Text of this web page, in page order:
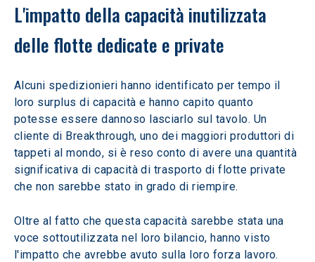
L'impatto della capacità inutilizzata
delle flotte dedicate e private
Alcuni spedizionieri hanno identificato per tempo il
loro surplus di capacità e hanno capito quanto
potesse essere dannoso lasciarlo sul tavolo. Un
cliente di Breakthrough, uno dei maggiori produttori di
tappeti al mondo, si è reso conto di avere una quantità
significativa di capacità di trasporto di flotte private
che non sarebbe stato in grado di riempire.
Oltre al fatto che questa capacità sarebbe stata una
voce sottoutilizzata nel loro bilancio, hanno visto
l'impatto che avrebbe avuto sulla loro forza lavoro.